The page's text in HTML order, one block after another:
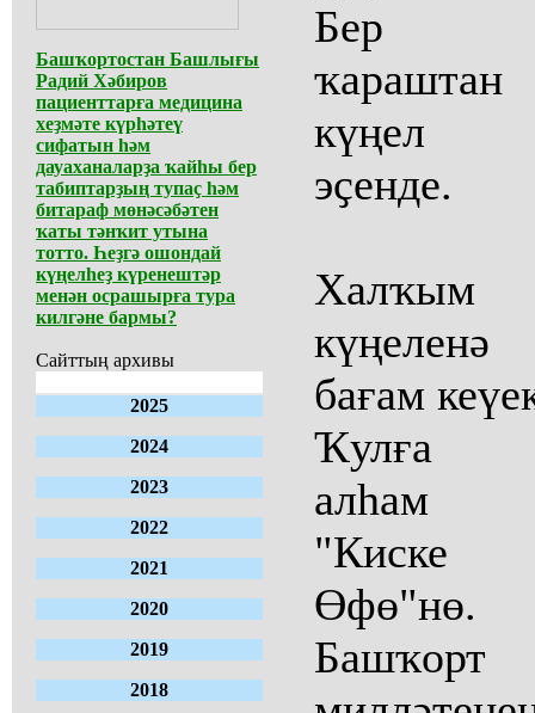
Башҡортостан Башлығы
Радий Хәбиров
пациенттарға медицина
хеҙмәте күрһәтеү
сифатын һәм
дауаханаларҙа ҡайһы бер
табиптарҙың тупаҫ һәм
битараф мөнәсәбәтен
ҡаты тәнҡит утына
тотто. Һеҙгә ошондай
күңелһеҙ күренештәр
менән осрашырға тура
килгәне бармы?
Сайттың архивы
2025
2024
2023
2022
2021
2020
2019
2018
Бер
ҡараштан
күңел
эҫенде.
Халҡым
күңеленә
бағам
Ҡулға
алһам
"Киске
Өфө"нө.
Башҡорт